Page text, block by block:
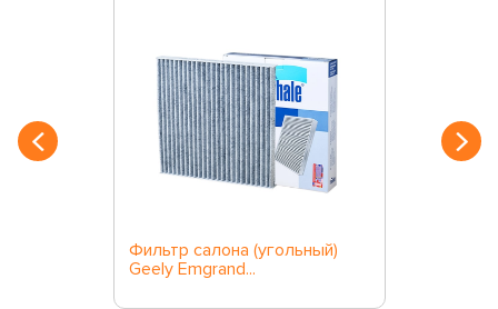
Фильтр салона (угольный)
Geely Emgrand...